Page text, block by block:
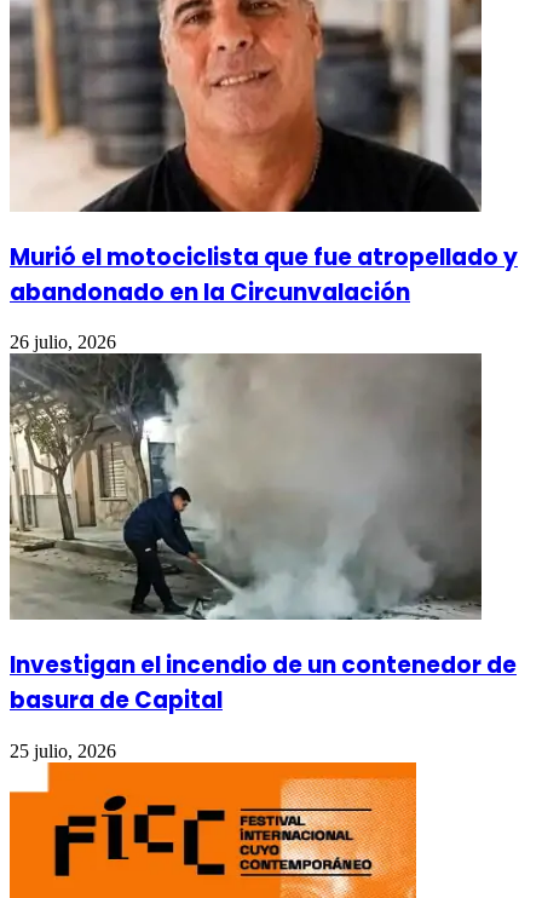
Murió el motociclista que fue atropellado y
abandonado en la Circunvalación
26 julio, 2026
Investigan el incendio de un contenedor de
basura de Capital
25 julio, 2026